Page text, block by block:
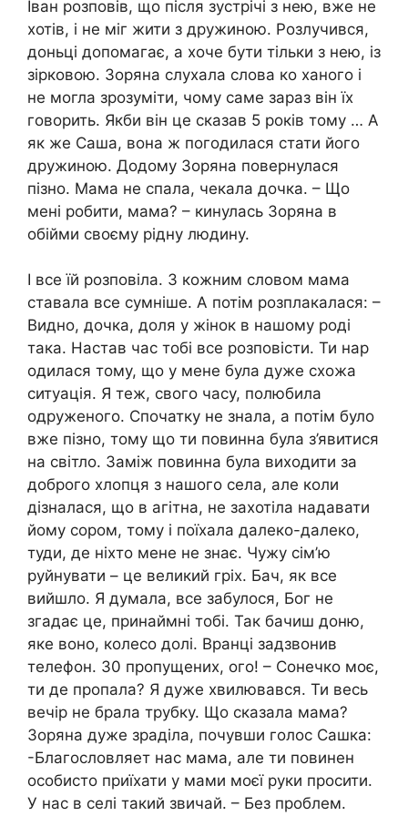
Іван розповів, що після зустрічі з нею, вже не
хотів, і не міг жити з дружиною. Розлучився,
доньці допомагає, а хоче бути тільки з нею, із
зірковою. Зоряна слухала слова ко ханого і
не могла зрозуміти, чому саме зараз він їх
говорить. Якби він це сказав 5 років тому … А
як же Саша, вона ж погодилася стати його
дружиною. Додому Зоряна повернулася
пізно. Мама не спала, чекала дочка. – Що
мені робити, мама? – кинулась Зоряна в
обійми своєму рідну людину.
І все їй розповіла. З кожним словом мама
ставала все сумніше. А потім розплакалася: –
Видно, дочка, доля у жінок в нашому роді
така. Настав час тобі все розповісти. Ти нар
одилася тому, що у мене була дуже схожа
ситуація. Я теж, свого часу, полюбила
одруженого. Спочатку не знала, а потім було
вже пізно, тому що ти повинна була з’явитися
на світло. Заміж повинна була виходити за
доброго хлопця з нашого села, але коли
дізналася, що в агітна, не захотіла надавати
йому сором, тому і поїхала далеко-далеко,
туди, де ніхто мене не знає. Чужу сім’ю
руйнувати – це великий гріх. Бач, як все
вийшло. Я думала, все забулося, Бог не
згадає це, принаймні тобі. Так бачиш доню,
яке воно, колесо долі. Вранці задзвонив
телефон. 30 пропущених, ого! – Сонечко моє,
ти де пропала? Я дуже хвилювався. Ти весь
вечір не брала трубку. Що сказала мама?
Зоряна дуже зраділа, почувши голос Сашка:
-Благословляет нас мама, але ти повинен
особисто приїхати у мами моєї руки просити.
У нас в селі такий звичай. – Без проблем.